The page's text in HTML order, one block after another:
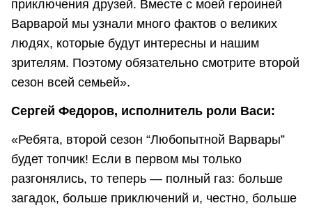
приключения друзей. Вместе с моей героиней
Варварой мы узнали много фактов о великих
людях, которые будут интересны и нашим
зрителям. Поэтому обязательно смотрите второй
сезон всей семьей».
Сергей Федоров, исполнитель роли Васи:
«Ребята, второй сезон “Любопытной Варвары”
будет топчик! Если в первом мы только
разгонялись, то теперь — полный газ: больше
загадок, больше приключений и, честно, больше